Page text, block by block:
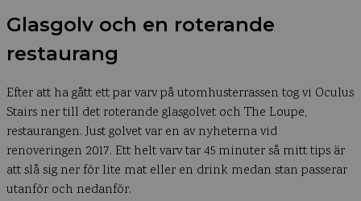
Glasgolv och en roterande
restaurang
Efter att ha gått ett par varv på utomhusterrassen tog vi Oculus
Stairs ner till det roterande glasgolvet och The Loupe,
restaurangen. Just golvet var en av nyheterna vid
renoveringen 2017. Ett helt varv tar 45 minuter så mitt tips är
att slå sig ner för lite mat eller en drink medan stan passerar
utanför och nedanför.